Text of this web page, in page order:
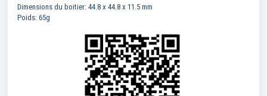
Dimensions du boitier: 44.8 x 44.8 x 11.5 mm
Poids: 65g